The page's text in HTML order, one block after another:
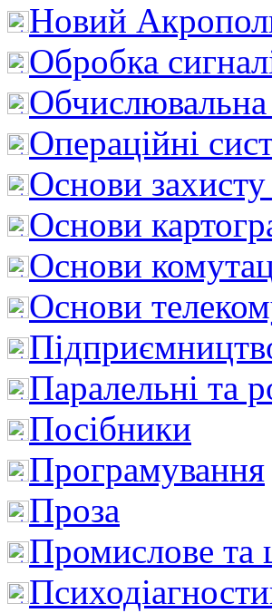
Новий
Обробка
Обчислювальна
Операційні
Основи захисту
Основи
Основи
Основи
Паралельні та
Посібники
Програмування
Проза
Промислове та